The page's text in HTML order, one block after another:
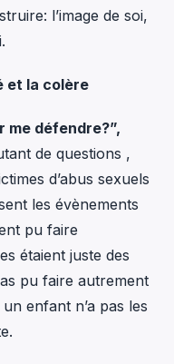
l’image de soi,
et la colère
me défendre?”,
de questions ,
d’abus sexuels
les évènements
pu faire
étaient juste des
pu faire autrement
enfant n’a pas les